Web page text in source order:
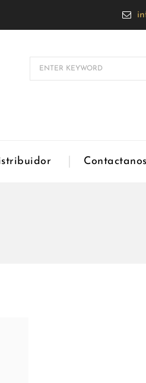
Contactanos